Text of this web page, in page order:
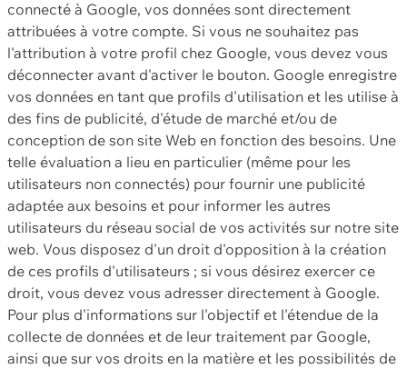
connecté à Google, vos données sont directement
attribuées à votre compte. Si vous ne souhaitez pas
l'attribution à votre profil chez Google, vous devez vous
déconnecter avant d'activer le bouton. Google enregistre
vos données en tant que profils d'utilisation et les utilise à
des fins de publicité, d'étude de marché et/ou de
conception de son site Web en fonction des besoins. Une
telle évaluation a lieu en particulier (même pour les
utilisateurs non connectés) pour fournir une publicité
adaptée aux besoins et pour informer les autres
utilisateurs du réseau social de vos activités sur notre site
web. Vous disposez d'un droit d'opposition à la création
de ces profils d'utilisateurs ; si vous désirez exercer ce
droit, vous devez vous adresser directement à Google.
Pour plus d'informations sur l'objectif et l'étendue de la
collecte de données et de leur traitement par Google,
ainsi que sur vos droits en la matière et les possibilités de